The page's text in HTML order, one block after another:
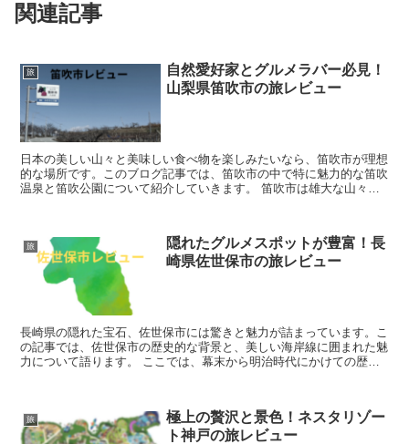
関連記事
旅
自然愛好家とグルメラバー必見！
山梨県笛吹市の旅レビュー
日本の美しい山々と美味しい食べ物を楽しみたいなら、笛吹市が理想
的な場所です。このブログ記事では、笛吹市の中で特に魅力的な笛吹
温泉と笛吹公園について紹介していきます。 笛吹市は雄大な山々、
旅
隠れたグルメスポットが豊富！長
崎県佐世保市の旅レビュー
長崎県の隠れた宝石、佐世保市には驚きと魅力が詰まっています。こ
の記事では、佐世保市の歴史的な背景と、美しい海岸線に囲まれた魅
力について語ります。 ここでは、幕末から明治時代にかけての歴史
旅
極上の贅沢と景色！ネスタリゾー
ト神戸の旅レビュー